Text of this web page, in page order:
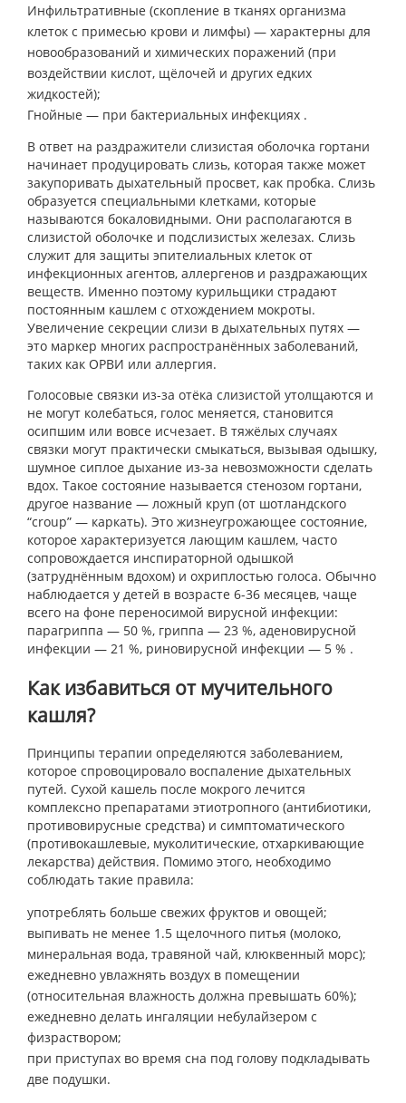
Инфильтративные (скопление в тканях организма
клеток с примесью крови и лимфы) — характерны для
новообразований и химических поражений (при
воздействии кислот, щёлочей и других едких
жидкостей);
Гнойные — при бактериальных инфекциях .
В ответ на раздражители слизистая оболочка гортани
начинает продуцировать слизь, которая также может
закупоривать дыхательный просвет, как пробка. Слизь
образуется специальными клетками, которые
называются бокаловидными. Они располагаются в
слизистой оболочке и подслизистых железах. Слизь
служит для защиты эпителиальных клеток от
инфекционных агентов, аллергенов и раздражающих
веществ. Именно поэтому курильщики страдают
постоянным кашлем с отхождением мокроты.
Увеличение секреции слизи в дыхательных путях —
это маркер многих распространённых заболеваний,
таких как ОРВИ или аллергия.
Голосовые связки из-за отёка слизистой утолщаются и
не могут колебаться, голос меняется, становится
осипшим или вовсе исчезает. В тяжёлых случаях
связки могут практически смыкаться, вызывая одышку,
шумное сиплое дыхание из-за невозможности сделать
вдох. Такое состояние называется стенозом гортани,
другое название — ложный круп (от шотландского
“croup” — каркать). Это жизнеугрожающее состояние,
которое характеризуется лающим кашлем, часто
сопровождается инспираторной одышкой
(затруднённым вдохом) и охриплостью голоса. Обычно
наблюдается у детей в возрасте 6-36 месяцев, чаще
всего на фоне переносимой вирусной инфекции:
парагриппа — 50 %, гриппа — 23 %, аденовирусной
инфекции — 21 %, риновирусной инфекции — 5 % .
Как избавиться от мучительного
кашля?
Принципы терапии определяются заболеванием,
которое спровоцировало воспаление дыхательных
путей. Сухой кашель после мокрого лечится
комплексно препаратами этиотропного (антибиотики,
противовирусные средства) и симптоматического
(противокашлевые, муколитические, отхаркивающие
лекарства) действия. Помимо этого, необходимо
соблюдать такие правила:
употреблять больше свежих фруктов и овощей;
выпивать не менее 1.5 щелочного питья (молоко,
минеральная вода, травяной чай, клюквенный морс);
ежедневно увлажнять воздух в помещении
(относительная влажность должна превышать 60%);
ежедневно делать ингаляции небулайзером с
физраствором;
при приступах во время сна под голову подкладывать
две подушки.